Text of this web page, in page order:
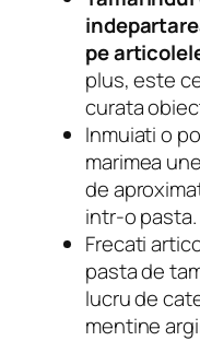
pe
plus, este
curata
Inmuiati o
marimea
de
intr-o pasta.
Frecati
pasta de
lucru de
mentine